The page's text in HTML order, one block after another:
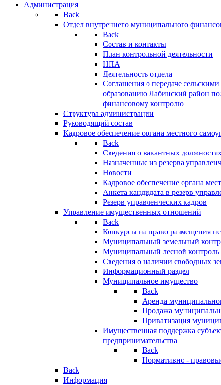
Администрация
Back
Отдел внутреннего муниципального
Back
Состав и контакты
План контрольной деятельности
НПА
Деятельность отдела
Соглашения о передаче
образованию Лабинский район
финансовому контролю
Структура администрации
Руководящий состав
Кадровое обеспечение органа местного
Back
Сведения о вакантных
Назначенные из резерва
Новости
Кадровое обеспечение органа
Анкета кандидата в резерв
Резерв управленческих кадров
Управление имущественных отношений
Back
Конкурсы на право размещения
Муниципальный земельный
Муниципальный лесной контроль
Сведения о наличии свободных
Информационный раздел
Муниципальное имущество
Back
Аренда
Продажа
Приватизация
Имущественная поддержка
предпринимательства
Back
Нормативно -
Back
Информация